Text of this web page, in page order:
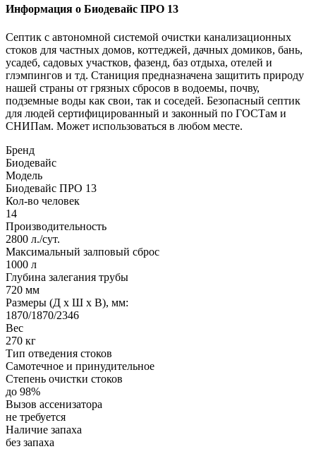
Информация о Биодевайс ПРО 13
Септик с автономной системой очистки канализационных
стоков для частных домов, коттеджей, дачных домиков, бань,
усадеб, садовых участков, фазенд, баз отдыха, отелей и
глэмпингов и тд. Станиция предназначена защитить природу
нашей страны от грязных сбросов в водоемы, почву,
подземные воды как свои, так и соседей. Безопасный септик
для людей сертифицированный и законный по ГОСТам и
СНИПам. Может использоваться в любом месте.
Бренд
Биодевайс
Модель
Биодевайс ПРО 13
Кол-во человек
14
Производительность
2800 л./сут.
Максимальный залповый сброс
1000 л
Глубина залегания трубы
720 мм
Размеры (Д х Ш х В), мм:
1870/1870/2346
Вес
270 кг
Тип отведения стоков
Самотечное и принудительное
Степень очистки стоков
до 98%
Вызов ассенизатора
не требуется
Наличие запаха
без запаха